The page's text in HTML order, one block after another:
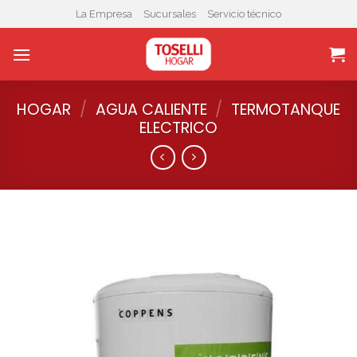
to
content
La Empresa Sucursales Servicio técnico
HOGAR / AGUA CALIENTE / TERMOTANQUE
ELECTRICO